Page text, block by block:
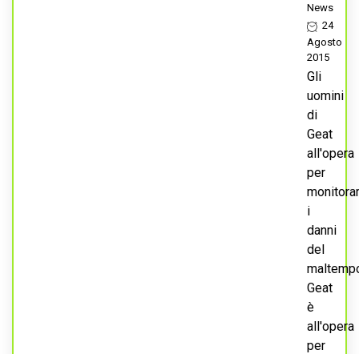
News
24
Agosto
2015
Gli
uomini
di
Geat
all'opera
per
i
danni
del
Geat
è
all'opera
per